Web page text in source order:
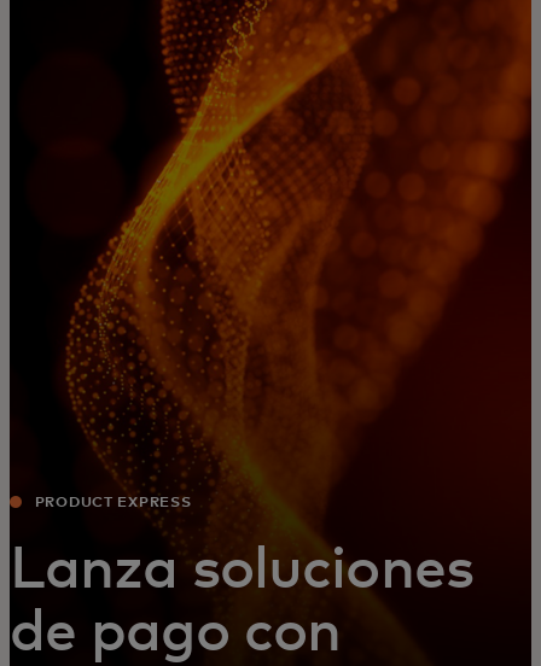
Para empresas
Para el mundo
Para innovadores
Noticias y tendencias
PRODUCT EXPRESS
Lanza soluciones
de pago con